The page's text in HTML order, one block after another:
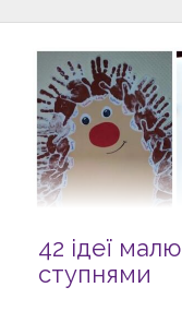
42 ідеї
ступнями